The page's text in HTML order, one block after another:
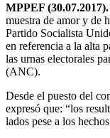
MPPEF (30.07.2017).
muestra de amor y de
Partido Socialista
en referencia a la alta
las urnas electorales
(ANC).
Desde el puesto del
expresó que: “los
lados pese a los